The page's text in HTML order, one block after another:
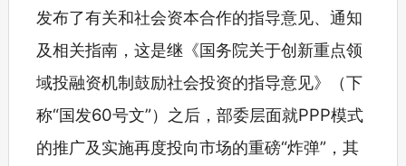
发布了有关和社会资本合作的指导意见、通知
及相关指南，这是继《国务院关于创新重点领
域投融资机制鼓励社会投资的指导意见》（下
称“国发60号文”）之后，部委层面就PPP模式
的推广及实施再度投向市场的重磅“炸弹”，其